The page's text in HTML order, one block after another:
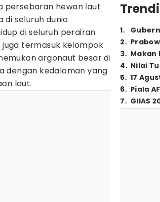
persebaran hewan laut
seluruh dunia.
di seluruh perairan
juga termasuk kelompok
argonaut besar di
dengan kedalaman yang
laut.
1.
2.
3. Makan
4. Nilai
5. 17
6. Piala
7. GIIAS